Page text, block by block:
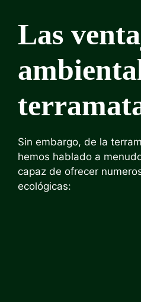
Las
Sin embargo, de la
hemos hablado a
capaz de ofrecer
ecológicas: